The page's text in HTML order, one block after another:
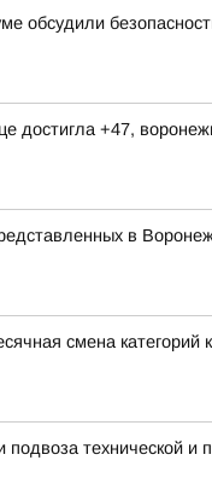
обсудили
достигла +47,
в
смена категорий
подвоза технической